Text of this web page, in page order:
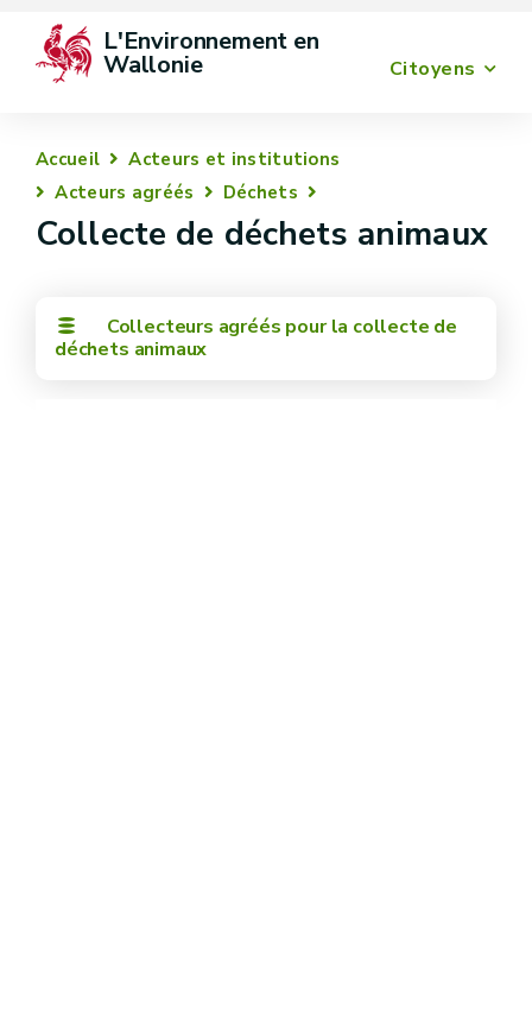
Citoyens
L'Environnement en
Wallonie
Accueil
Acteurs et institutions
Acteurs agréés
Déchets
Collecte de déchets animaux
Collecteurs agréés pour la collecte de
déchets animaux